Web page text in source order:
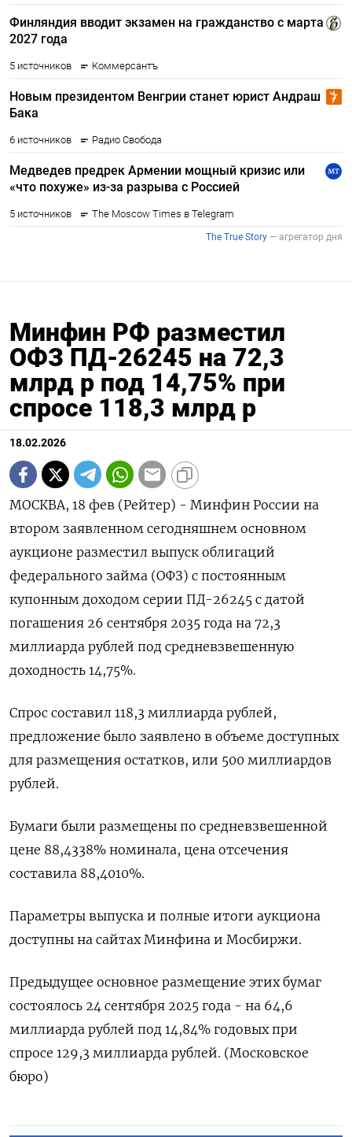
Минфин РФ разместил
ОФЗ ПД-26245 на 72,3
млрд р под 14,75% при
спросе 118,3 млрд р
18.02.2026
МОСКВА, 18 фев (Рейтер) - Минфин России на
втором заявленном сегодняшнем основном
‌аукционе разместил выпуск облигаций
федерального займа (ОФЗ) с постоянным
купонным ​доходом серии ​ПД-26245 ​с датой
⁠погашения 26 ‌сентября 2035 года ‌на 72,3
миллиарда рублей под ​средневзвешенную
доходность 14,‌75%.
Спрос составил 118,3 ​миллиарда рублей,
предложение было заявлено в ‌объеме доступных
для размещения остатков, или 500 миллиардов
рублей.
Бумаги ​были ​размещены ‌по средневзвешенной
цене 88,4338% номинала, ​цена отсечения
составила 88,4010%.
Параметры выпуска и полные итоги аукциона
доступны на сайтах Минфина и Мосбиржи.
Предыдущее основное размещение ​этих бумаг
⁠состоялось 24 сентября 2025 года - на 64,‌6
миллиарда рублей ‌под 14,84% годовых при
спросе ​129,3 миллиарда ‌рублей. (Московское
бюро)